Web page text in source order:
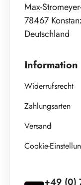
Max-
78467
Deutschland
Information
Widerrufsrecht
Zahlungsarten
Versand
Cookie-
+49 (0)